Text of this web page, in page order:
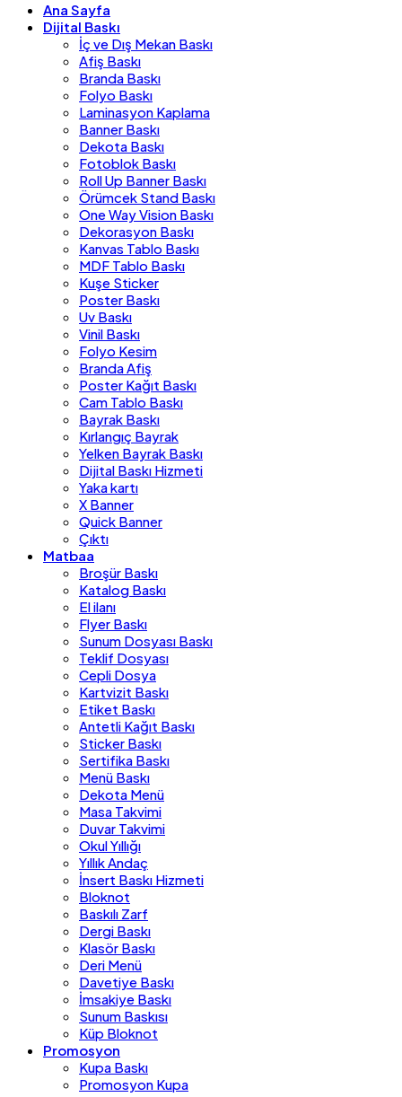
Ana Sayfa
Dijital Baskı
İç ve Dış Mekan Baskı
Afiş Baskı
Branda Baskı
Folyo Baskı
Laminasyon Kaplama
Banner Baskı
Dekota Baskı
Fotoblok Baskı
Roll Up Banner Baskı
Örümcek Stand Baskı
One Way Vision Baskı
Dekorasyon Baskı
Kanvas Tablo Baskı
MDF Tablo Baskı
Kuşe Sticker
Poster Baskı
Uv Baskı
Vinil Baskı
Folyo Kesim
Branda Afiş
Poster Kağıt Baskı
Cam Tablo Baskı
Bayrak Baskı
Kırlangıç Bayrak
Yelken Bayrak Baskı
Dijital Baskı Hizmeti
Yaka kartı
X Banner
Quick Banner
Çıktı
Matbaa
Broşür Baskı
Katalog Baskı
El ilanı
Flyer Baskı
Sunum Dosyası Baskı
Teklif Dosyası
Cepli Dosya
Kartvizit Baskı
Etiket Baskı
Antetli Kağıt Baskı
Sticker Baskı
Sertifika Baskı
Menü Baskı
Dekota Menü
Masa Takvimi
Duvar Takvimi
Okul Yıllığı
Yıllık Andaç
İnsert Baskı Hizmeti
Bloknot
Baskılı Zarf
Dergi Baskı
Klasör Baskı
Deri Menü
Davetiye Baskı
İmsakiye Baskı
Sunum Baskısı
Küp Bloknot
Promosyon
Kupa Baskı
Promosyon Kupa